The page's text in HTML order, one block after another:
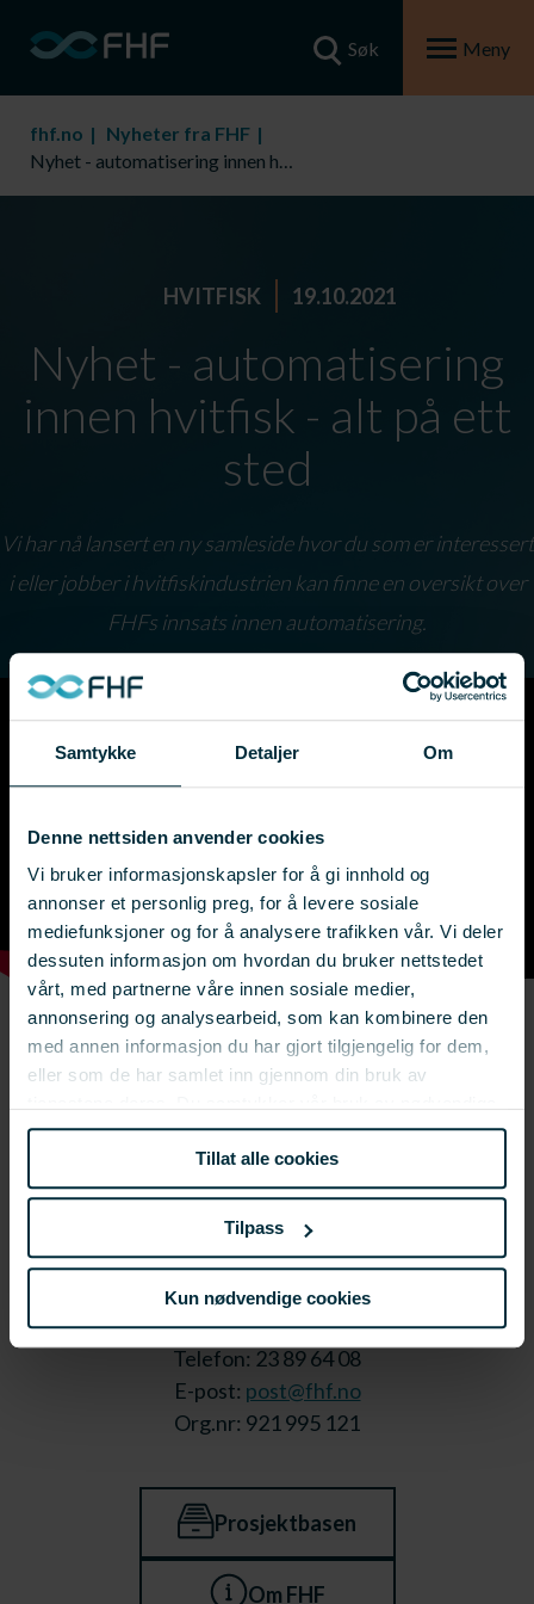
Samtykke Detaljer Om
Denne nettsiden anvender cookies
Vi bruker informasjonskapsler for å gi innhold og
annonser et personlig preg, for å levere sosiale
mediefunksjoner og for å analysere trafikken vår. Vi deler
dessuten informasjon om hvordan du bruker nettstedet
vårt, med partnerne våre innen sosiale medier,
annonsering og analysearbeid, som kan kombinere den
med annen informasjon du har gjort tilgjengelig for dem,
eller som de har samlet inn gjennom din bruk av
informasjonskapsler ved å bruke nettstedet vårt.
Tillat alle cookies
Tilpass
Kun nødvendige cookies
Søk Meny
fhf.no
Nyheter fra FHF
Nyhet - automatisering innen hvitfisk - alt på ett sted
HVITFISK 19.10.2021
Nyhet - automatisering
innen hvitfisk - alt på ett
sted
Vi har nå lansert en ny samleside hvor du som er interessert
i eller jobber i hvitfiskindustrien kan finne en oversikt over
FHFs innsats innen automatisering.
Stortorget 1,
9008 Tromsø
Telefon: 23 89 64 08
E-post: post@fhf.no
Org.nr: 921 995 121
Prosjektbasen
Om FHF